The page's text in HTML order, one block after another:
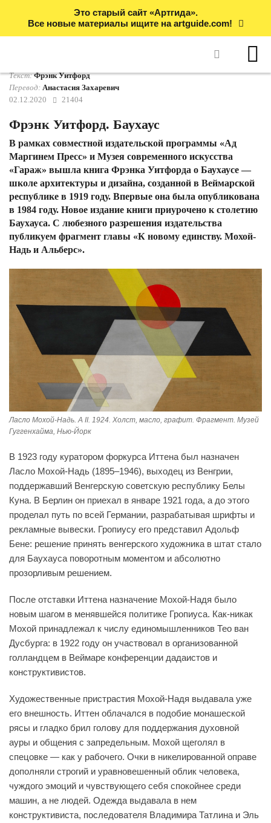
Это старый сайт «Артгида».
Все новые материалы ищите на artguide.com!
Текст:Фрэнк Уитфорд
Перевод: Анастасия Захаревич
02.12.2020
21404
Фрэнк Уитфорд. Баухаус
В рамках совместной издательской программы «Ад
Маргинем Пресс» и Музея современного искусства
«Гараж» вышла книга Фрэнка Уитфорда о Баухаусе —
школе архитектуры и дизайна, созданной в Веймарской
республике в 1919 году. Впервые она была опубликована
в 1984 году. Новое издание книги приурочено к столетию
Баухауса. С любезного разрешения издательства
публикуем фрагмент главы «К новому единству. Мохой-
Надь и Альберс».
Ласло Мохой-Надь. A II. 1924. Холст, масло, графит. Фрагмент. Музей
Гуггенхайма, Нью-Йорк
В 1923 году куратором форкурса Иттена был назначен
Ласло Мохой-Надь (1895–1946), выходец из Венгрии,
поддержавший Венгерскую советскую республику Белы
Куна. В Берлин он приехал в январе 1921 года, а до этого
проделал путь по всей Германии, разрабатывая шрифты и
рекламные вывески. Гропиусу его представил Адольф
Бене: решение принять венгерского художника в штат стало
для Баухауса поворотным моментом и абсолютно
прозорливым решением.
После отставки Иттена назначение Мохой-Надя было
новым шагом в менявшейся политике Гропиуса. Как-никак
Мохой принадлежал к числу единомышленников Тео ван
Дусбурга: в 1922 году он участвовал в организованной
голландцем в Веймаре конференции дадаистов и
конструктивистов.
Художественные пристрастия Мохой-Надя выдавала уже
его внешность. Иттен облачался в подобие монашеской
рясы и гладко брил голову для поддержания духовной
ауры и общения с запредельным. Мохой щеголял в
спецовке — как у рабочего. Очки в никелированной оправе
дополняли строгий и уравновешенный облик человека,
чуждого эмоций и чувствующего себя спокойнее среди
машин, а не людей. Одежда выдавала в нем
конструктивиста, последователя Владимира Татлина и Эль